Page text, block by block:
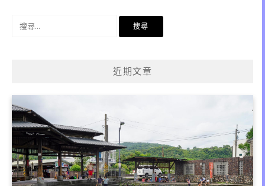
近期文章